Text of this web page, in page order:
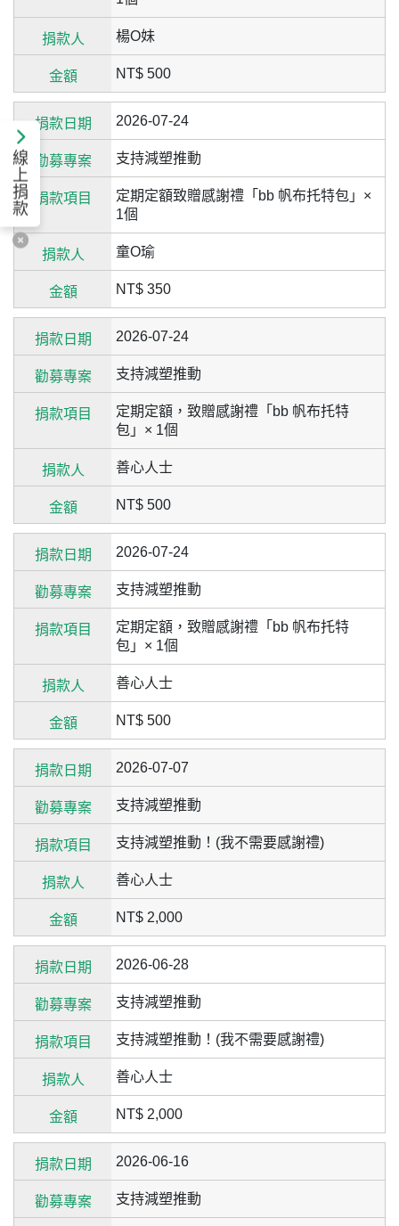
楊O妹
NT$ 500
2026-07-24
支持減塑推動
定期定額致贈感謝禮「bb 帆布托特包」×
1個
童O瑜
NT$ 350
2026-07-24
支持減塑推動
定期定額，致贈感謝禮「bb 帆布托特
包」× 1個
善心人士
NT$ 500
2026-07-24
支持減塑推動
定期定額，致贈感謝禮「bb 帆布托特
包」× 1個
善心人士
NT$ 500
2026-07-07
支持減塑推動
支持減塑推動！(我不需要感謝禮)
善心人士
NT$ 2,000
2026-06-28
支持減塑推動
支持減塑推動！(我不需要感謝禮)
善心人士
NT$ 2,000
2026-06-16
支持減塑推動
線
上
捐
款